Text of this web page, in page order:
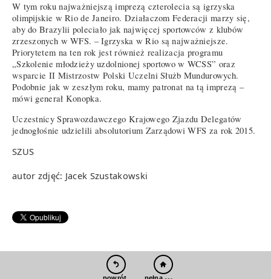
W tym roku najważniejszą imprezą czterolecia są igrzyska
olimpijskie w Rio de Janeiro. Działaczom Federacji marzy się,
aby do Brazylii poleciało jak najwięcej sportowców z klubów
zrzeszonych w WFS. – Igrzyska w Rio są najważniejsze.
Priorytetem na ten rok jest również realizacja programu
„Szkolenie młodzieży uzdolnionej sportowo w WCSS” oraz
wsparcie II Mistrzostw Polski Uczelni Służb Mundurowych.
Podobnie jak w zeszłym roku, mamy patronat na tą imprezą –
mówi generał Konopka.
Uczestnicy Sprawozdawczego Krajowego Zjazdu Delegatów
jednogłośnie udzielili absolutorium Zarządowi WFS za rok 2015.
SZUS
autor zdjęć: Jacek Szustakowski